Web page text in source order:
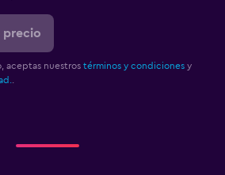
precio
aceptas nuestros términos y condiciones y